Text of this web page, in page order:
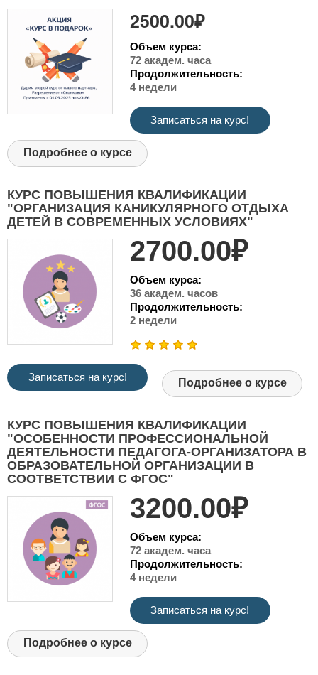
2500.00₽
Объем курса:
72 академ. часа
Продолжительность:
4 недели
Записаться на курс!
Подробнее о курсе
КУРС ПОВЫШЕНИЯ КВАЛИФИКАЦИИ
"ОРГАНИЗАЦИЯ КАНИКУЛЯРНОГО ОТДЫХА
ДЕТЕЙ В СОВРЕМЕННЫХ УСЛОВИЯХ"
2700.00₽
Объем курса:
36 академ. часов
Продолжительность:
2 недели
Записаться на курс! Подробнее о курсе
КУРС ПОВЫШЕНИЯ КВАЛИФИКАЦИИ
"ОСОБЕННОСТИ ПРОФЕССИОНАЛЬНОЙ
ДЕЯТЕЛЬНОСТИ ПЕДАГОГА-ОРГАНИЗАТОРА В
ОБРАЗОВАТЕЛЬНОЙ ОРГАНИЗАЦИИ В
СООТВЕТСТВИИ С ФГОС"
3200.00₽
Объем курса:
72 академ. часа
Продолжительность:
4 недели
Записаться на курс!
Подробнее о курсе